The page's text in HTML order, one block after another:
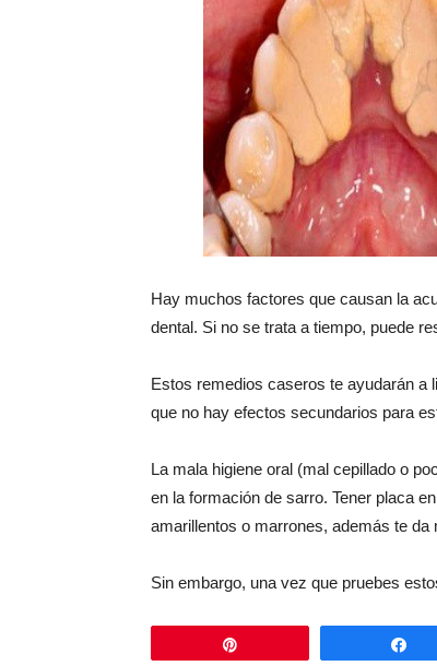
Hay muchos factores que causan la
dental. Si no se trata a tiempo, puede
Estos remedios caseros te ayudarán a
que no hay efectos secundarios para
La mala higiene oral (mal cepillado o
en la formación de sarro. Tener placa
amarillentos o marrones, además te da
Sin embargo, una vez que pruebes